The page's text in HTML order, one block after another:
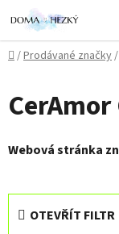
na
obsah
Domů
/Prodávané značky/
Webová stránka
OTEVŘÍT FILTR